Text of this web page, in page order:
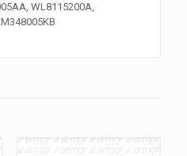
WL8115200A,